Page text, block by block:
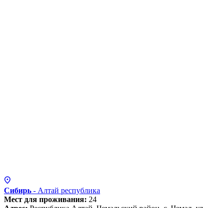
Сибирь - Алтай республика
Мест для проживания: 24